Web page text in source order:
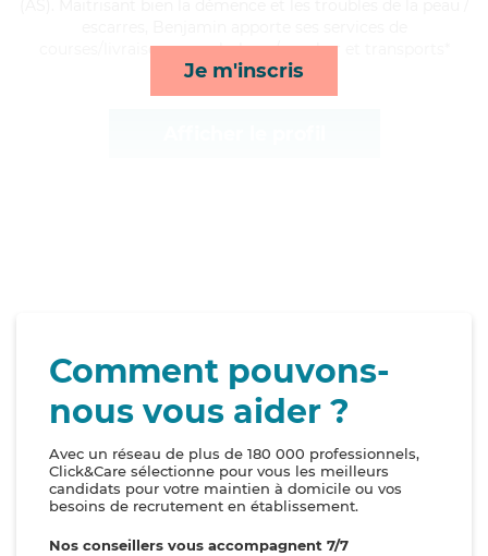
Je m'inscris
courses/livraison, rappels, lever/coucher et transports*
Comment pouvons-
nous vous aider ?
Avec un réseau de plus de 180 000 professionnels,
Click&Care sélectionne pour vous les meilleurs
candidats pour votre maintien à domicile ou vos
besoins de recrutement en établissement.
Nos conseillers vous accompagnent 7/7